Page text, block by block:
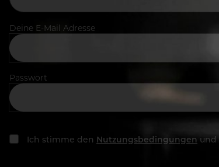
Deine E-Mail Adresse
Passwort
Ich stimme den Nutzungsbedingungen und